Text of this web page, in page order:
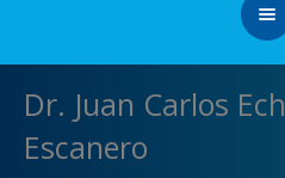
Dr. Juan Carlos
Escanero